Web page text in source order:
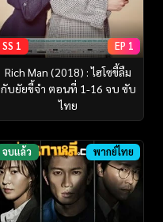
SS 1 EP 1
Rich Man (2018) : ไฮโซขี้ลืม
กับยัยขี้จำ ตอนที่ 1-16 จบ ซับ
ไทย
จบแล้ว พากย์ไทย